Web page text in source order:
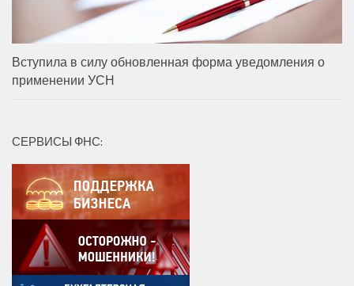
Вступила в силу обновленная форма уведомления о
применении УСН
СЕРВИСЫ ФНС: